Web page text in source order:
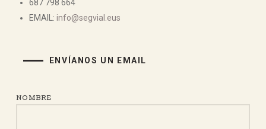
687 798 664
EMAIL:info@segvial.eus
ENVÍANOS UN EMAIL
NOMBRE